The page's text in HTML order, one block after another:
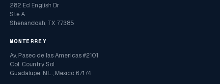
282 Ed English Dr
Ste A
Shenandoah, TX 77385
MONTERREY
Av. Paseo de las Americas #2101
Col. Country Sol
Guadalupe, N.L., Mexico 67174